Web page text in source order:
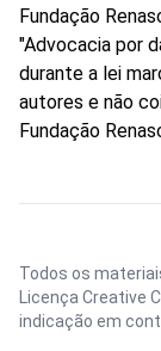
Fundação
"Advocacia por
durante a lei
autores e não
Fundação
Todos os
Licença Creative
indicação em